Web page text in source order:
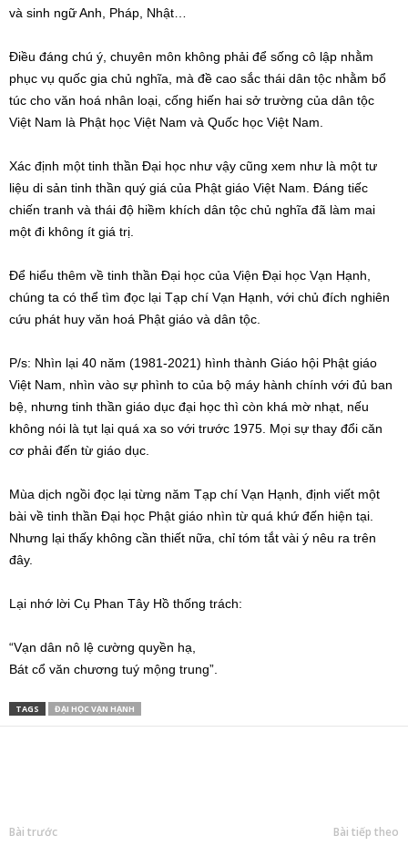
và sinh ngữ Anh, Pháp, Nhật…
Điều đáng chú ý, chuyên môn không phải để sống cô lập nhằm
phục vụ quốc gia chủ nghĩa, mà đề cao sắc thái dân tộc nhằm bổ
túc cho văn hoá nhân loại, cống hiến hai sở trường của dân tộc
Việt Nam là Phật học Việt Nam và Quốc học Việt Nam.
Xác định một tinh thần Đại học như vậy cũng xem như là một tư
liệu di sản tinh thần quý giá của Phật giáo Việt Nam. Đáng tiếc
chiến tranh và thái độ hiềm khích dân tộc chủ nghĩa đã làm mai
một đi không ít giá trị.
Để hiểu thêm về tinh thần Đại học của Viện Đại học Vạn Hạnh,
chúng ta có thể tìm đọc lại Tạp chí Vạn Hạnh, với chủ đích nghiên
cứu phát huy văn hoá Phật giáo và dân tộc.
P/s: Nhìn lại 40 năm (1981-2021) hình thành Giáo hội Phật giáo
Việt Nam, nhìn vào sự phình to của bộ máy hành chính với đủ ban
bệ, nhưng tinh thần giáo dục đại học thì còn khá mờ nhạt, nếu
không nói là tụt lại quá xa so với trước 1975. Mọi sự thay đổi căn
cơ phải đến từ giáo dục.
Mùa dịch ngồi đọc lại từng năm Tạp chí Vạn Hạnh, định viết một
bài về tinh thần Đại học Phật giáo nhìn từ quá khứ đến hiện tại.
Nhưng lại thấy không cần thiết nữa, chỉ tóm tắt vài ý nêu ra trên
đây.
Lại nhớ lời Cụ Phan Tây Hồ thống trách:
“Vạn dân nô lệ cường quyền hạ,
Bát cổ văn chương tuý mộng trung”.
TAGS ĐẠI HỌC VẠN HẠNH
Bài trước Bài tiếp theo